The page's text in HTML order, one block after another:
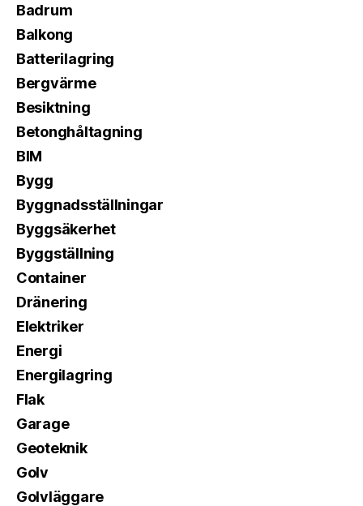
Badrum
Balkong
Batterilagring
Bergvärme
Besiktning
Betonghåltagning
BIM
Bygg
Byggnadsställningar
Byggsäkerhet
Byggställning
Container
Dränering
Elektriker
Energi
Energilagring
Flak
Garage
Geoteknik
Golv
Golvläggare